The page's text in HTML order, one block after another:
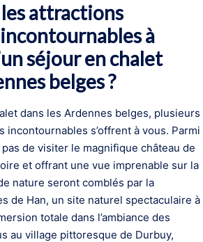
attractions
à
séjour en chalet
belges ?
dans les Ardennes belges, plusieurs
s’offrent à vous. Parmi
de visiter le magnifique château de
et offrant une vue imprenable sur la
nature seront comblés par la
de Han, un site naturel spectaculaire à
totale dans l’ambiance des
au village pittoresque de Durbuy,